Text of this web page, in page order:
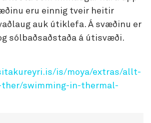
eru einnig tveir heitir
auk útiklefa. Á svæðinu er
sólbaðsaðstaða á útisvæði.
is/moya/extras/allt-
swimming-in-thermal-